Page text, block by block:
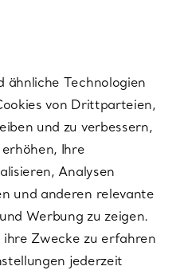
die einen auffälligen
Geschenk, das sie über Jahre
Kollektion zeitloser Designs
und Kreativität des
, die nur unsere Handwerker
könnten.
IN SILK
SILK
ähnliche Technologien
von Drittparteien,
und zu verbessern,
Ihre
Analysen
und anderen relevante
Werbung zu zeigen.
ihre Zwecke zu erfahren
jederzeit